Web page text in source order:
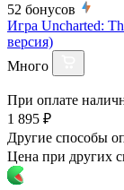
52 бонусов
Игра Uncharted:
версия)
Много
При оплате
1 895 ₽
Другие способы
Цена при других